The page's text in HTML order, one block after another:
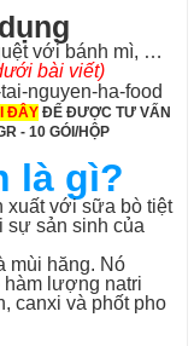
với bánh mì, …
bài viết)
ĐÂY ĐỂ ĐƯỢC TƯ VẤN
- 10 GÓI/HỘP
là gì?
xuất với sữa bò tiệt
sự sản sinh của
mùi hăng. Nó
lượng natri
canxi và phốt pho